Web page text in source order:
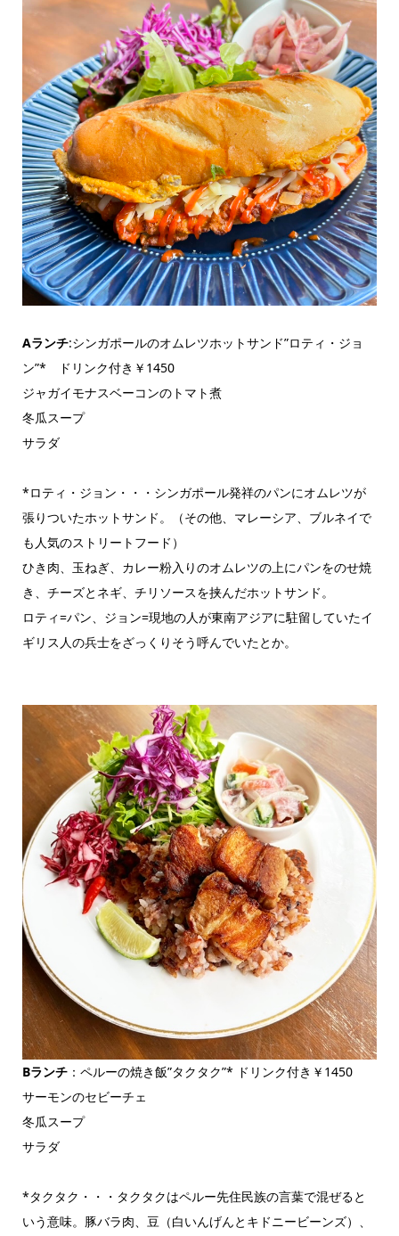
Aランチ:シンガポールのオムレツホットサンド”ロティ・ジョ
ン”* ドリンク付き￥1450
ジャガイモナスベーコンのトマト煮
冬瓜スープ
サラダ
*ロティ・ジョン・・・シンガポール発祥のパンにオムレツが
張りついたホットサンド。（その他、マレーシア、ブルネイで
も人気のストリートフード）
ひき肉、玉ねぎ、カレー粉入りのオムレツの上にパンをのせ焼
き、チーズとネギ、チリソースを挟んだホットサンド。
ロティ=パン、ジョン=現地の人が東南アジアに駐留していたイ
ギリス人の兵士をざっくりそう呼んでいたとか。
Bランチ：ペルーの焼き飯”タクタク”* ドリンク付き￥1450
サーモンのセビーチェ
冬瓜スープ
サラダ
*タクタク・・・タクタクはペルー先住民族の言葉で混ぜると
いう意味。豚バラ肉、豆（白いんげんとキドニービーンズ）、